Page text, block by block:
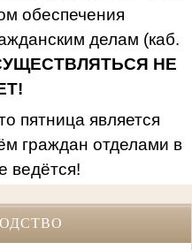
обеспечения
делам (каб.
НЕ
пятница является
граждан отделами в
ведётся!